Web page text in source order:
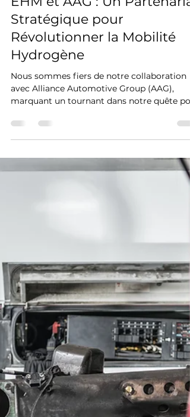
EHM_Genius
3 déc. 2023
EHM et AAG : Un
Stratégique pour
Révolutionner la Mobilité
Hydrogène
Nous sommes fiers de notre collaboration
avec Alliance Automotive Group (AAG),
marquant un tournant dans notre quête